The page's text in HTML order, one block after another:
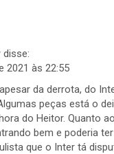
disse:
2021 às 22:55
da derrota, do
peças está o
do Heitor. Quanto
bem e poderia
que o Inter tá